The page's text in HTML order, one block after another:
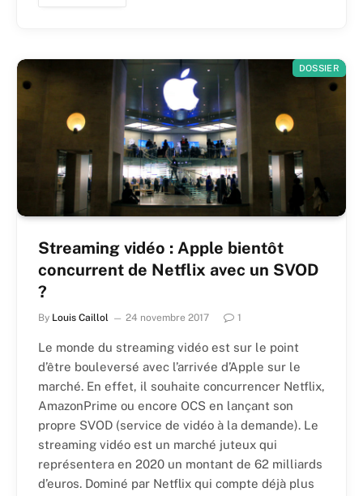
DOSSIER
Streaming vidéo : Apple bientôt
concurrent de Netflix avec un SVOD
?
By Louis Caillol 24 novembre 2017 1
Le monde du streaming vidéo est sur le point
d’être bouleversé avec l’arrivée d’Apple sur le
marché. En effet, il souhaite concurrencer Netflix,
AmazonPrime ou encore OCS en lançant son
propre SVOD (service de vidéo à la demande). Le
streaming vidéo est un marché juteux qui
représentera en 2020 un montant de 62 milliards
d’euros. Dominé par Netflix qui compte déjà plus